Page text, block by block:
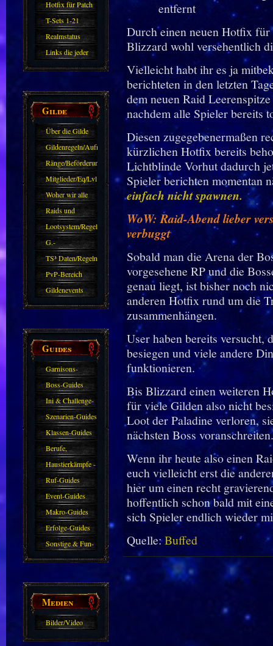
Hotfix für Patch
11.X
T-Sets 1-21
Realmstatus
Links die jeder
kennen sollte?!
Gilde
Über die Gilde
(DAW)
Gildenregeln/Aufnahme
Ränge/Beförderungen
Mitglieder/Eq/Lvl
Woher wir alle
kommen.
Raids und
Zubehör
Lootsystem/Regeln
G.-
Sparkasse/Goldleihen
TS³ Daten/Regeln
PvP-Bereich
Gildenevents
Guides
Garnisons-
Guides
Boss-Guides
Ini & Challenge-
Guides
Szenarien-Guides
Klassen-Guides
Berufe,
Farmkarten und
Haustiere
Haustierkämpfe -
Guide
Ruf-Guides
Event-Guides
Makro-Guides
Erfolge-Guides
Sonstige & Fun-
Guides
Medien
Bilder/Video
Durch einen neuen Hotfix
Blizzard wohl versehentlich
Vielleicht habt ihr es ja
berichteten in den letzten
dem neuen Raid Leerenspitze
nachdem alle Spieler bereits
Diesen zugegebenermaßen
kürzlichen Hotfix bereits
Lichtblinde Vorhut dadurch
Spieler berichten momentan
einfach nicht spawnen.
WoW: Raid-Abend lieber
verbuggt
Sobald man die Arena der
vorgesehene RP und die
genau liegt, ist bisher noch
anderen Hotfix rund um die
zusammenhängen.
User haben bereits versucht,
besiegen und viele andere
funktionieren.
Bis Blizzard einen weiteren
für viele Gilden also nicht
Loot der Paladine verloren,
nächsten Boss voranschreiten.
Wenn ihr heute also einen
euch vielleicht erst die
hier um einen recht
hoffentlich schon bald mit
sich Spieler endlich wieder
Quelle:Buffed